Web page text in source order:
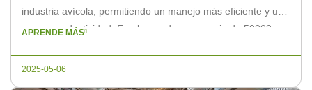
industria avícola, permitiendo un manejo más eficiente y una
mayor productividad. En el caso de una granja de 50000
APRENDE MÁS
2025-05-06